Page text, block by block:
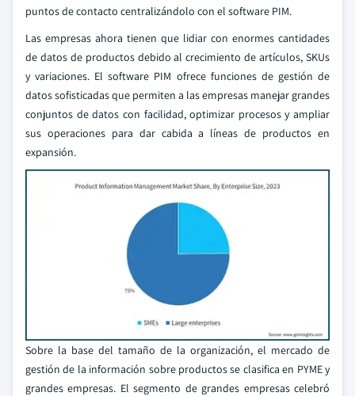
puntos de contacto centralizándolo con el software PIM.
Las empresas ahora tienen que lidiar con enormes cantidades
de datos de productos debido al crecimiento de artículos, SKUs
y variaciones. El software PIM ofrece funciones de gestión de
datos sofisticadas que permiten a las empresas manejar grandes
conjuntos de datos con facilidad, optimizar procesos y ampliar
sus operaciones para dar cabida a líneas de productos en
expansión.
Sobre la base del tamaño de la organización, el mercado de
gestión de la información sobre productos se clasifica en PYME y
grandes empresas. El segmento de grandes empresas celebró